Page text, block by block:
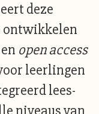
deze
ontwikkelen
open access
leerlingen
lees-